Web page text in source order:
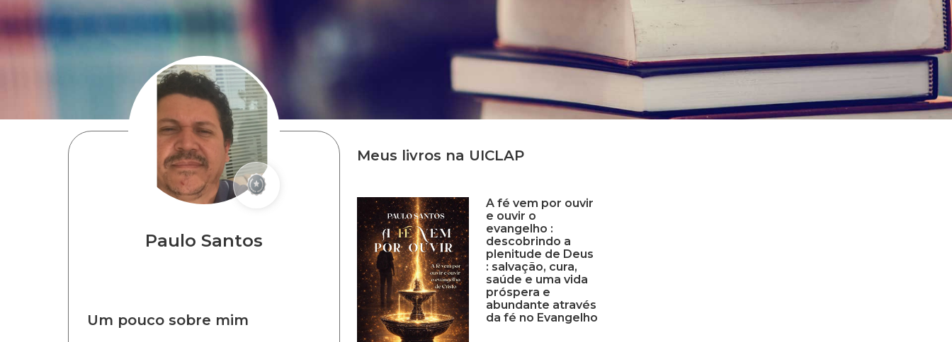
Paulo Santos
Um pouco sobre mim
Meus livros na UICLAP
A fé vem por ouvir
e ouvir o
evangelho :
descobrindo a
plenitude de Deus
: salvação, cura,
saúde e uma vida
próspera e
abundante através
da fé no Evangelho